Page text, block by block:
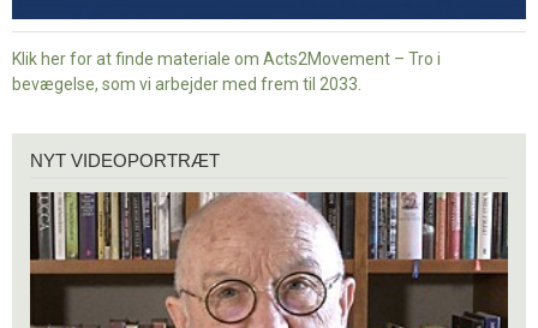
Klik her for at finde materiale om Acts2Movement – Tro i
bevægelse, som vi arbejder med frem til 2033.
videoportræt
NYT VIDEOPORTRÆT